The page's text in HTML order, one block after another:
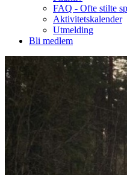
FAQ - Ofte stilte
Aktivitetskalender
Utmelding
Bli medlem